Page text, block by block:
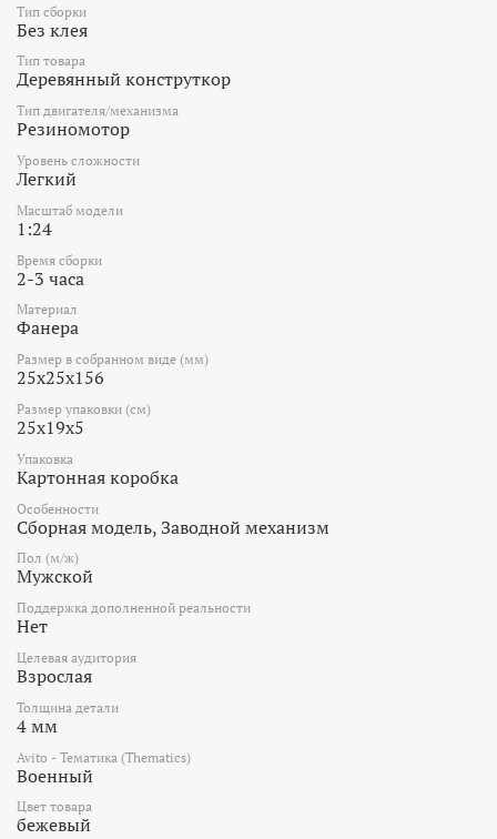
Тип сборки
Без клея
Тип товара
Деревянный конструткор
Тип двигателя/механизма
Резиномотор
Уровень сложности
Легкий
Масштаб модели
1:24
Время сборки
2-3 часа
Материал
Фанера
Размер в собранном виде (мм)
25х25х156
Размер упаковки (см)
25x19x5
Упаковка
Картонная коробка
Особенности
Сборная модель, Заводной механизм
Пол (м/ж)
Мужской
Поддержка дополненной реальности
Нет
Целевая аудитория
Взрослая
Толщина детали
4 мм
Avito - Тематика (Thematics)
Военный
Цвет товара
бежевый